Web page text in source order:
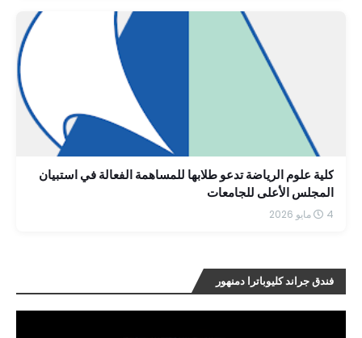
كلية علوم الرياضة تدعو طلابها للمساهمة الفعالة في استبيان
المجلس الأعلى للجامعات
4 مايو 2026
فندق جراند كليوباترا دمنهور